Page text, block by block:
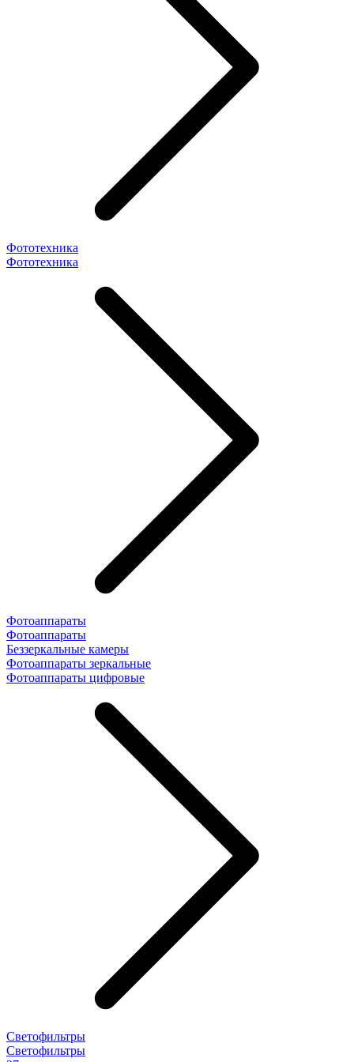
Фототехника
Фототехника
Фотоаппараты
Фотоаппараты
Беззеркальные камеры
Фотоаппараты зеркальные
Фотоаппараты цифровые
Светофильтры
Светофильтры